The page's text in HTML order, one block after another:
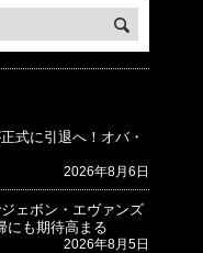
式に引退へ！オバ・
2026年8月6日
ェボン・エヴァンズ
にも期待高まる
2026年8月5日
新情報 USA～